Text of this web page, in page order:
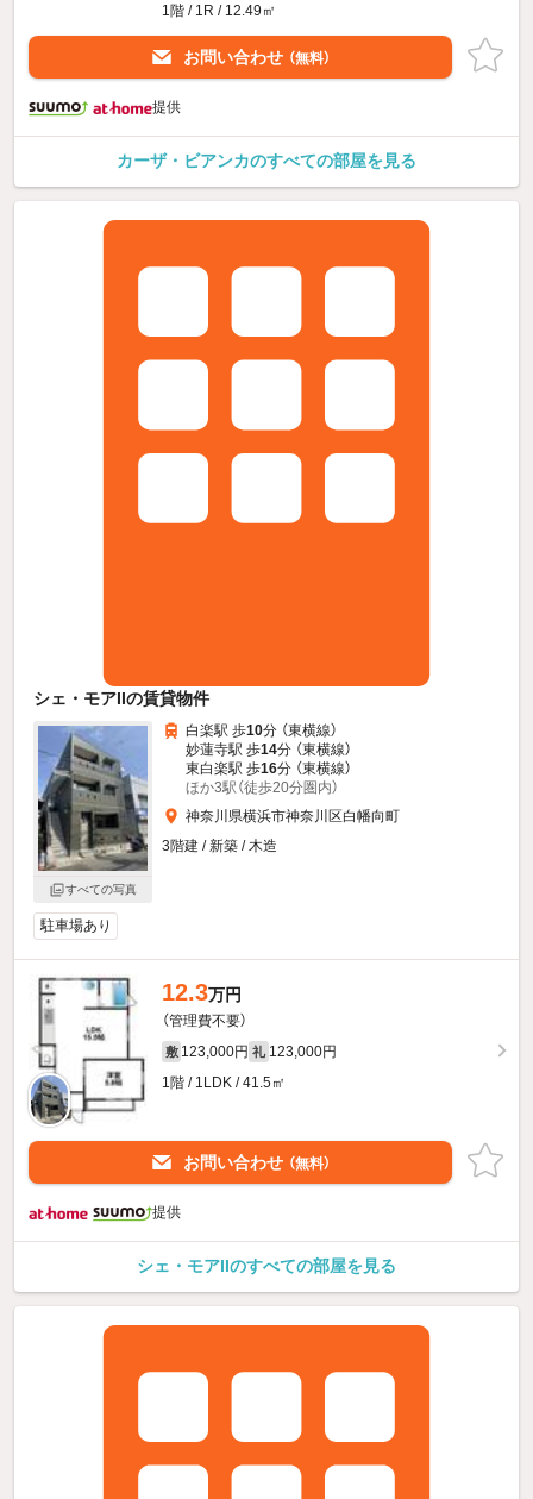
1階 / 1R / 12.49㎡
お問い合わせ （無料）
提供
カーザ・ビアンカのすべての部屋を見る
シェ・モアIIの賃貸物件
すべての写真
白楽駅 歩10分 （東横線）
妙蓮寺駅 歩14分 （東横線）
東白楽駅 歩16分 （東横線）
ほか3駅（徒歩20分圏内）
神奈川県横浜市神奈川区白幡向町
3階建 / 新築 / 木造
駐車場あり
12.3万円
（管理費不要）
敷 123,000円 礼 123,000円
1階 / 1LDK / 41.5㎡
お問い合わせ （無料）
提供
シェ・モアIIのすべての部屋を見る